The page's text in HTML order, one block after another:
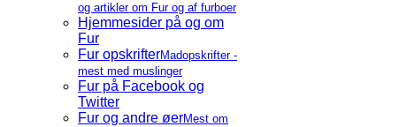
og artikler om Fur og af furboer
Hjemmesider på og om
Fur
Fur opskrifterMadopskrifter -
mest med muslinger
Fur på Facebook og
Twitter
Fur og andre øerMest om